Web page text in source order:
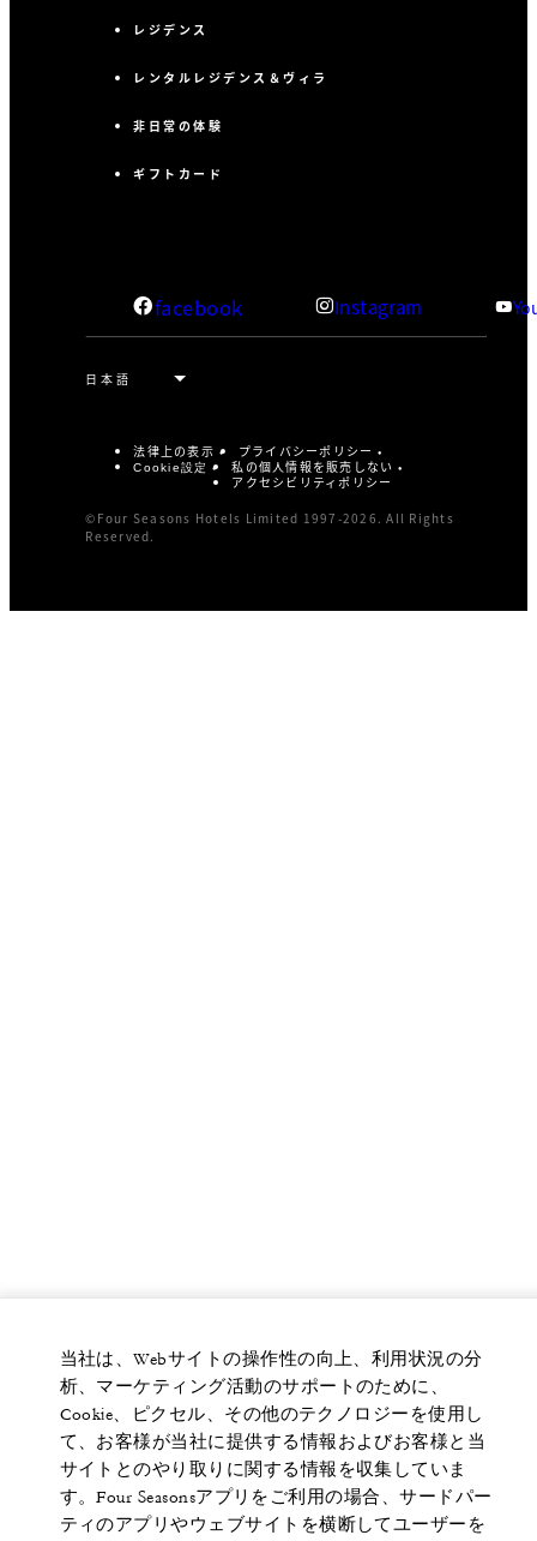
レジデンス
レンタルレジデンス＆ヴィラ
非日常の体験
ギフトカード
facebook Instagram
法律上の表示 プライバシーポリシー
Cookie設定
私の個人情報を販売しない
アクセシビリティポリシー
©Four Seasons Hotels Limited 1997-2026. All Rights
Reserved.
当社は、Webサイトの操作性の向上、利用状況の分
析、マーケティング活動のサポートのために、
Cookie、ピクセル、その他のテクノロジーを使用し
て、お客様が当社に提供する情報およびお客様と当
サイトとのやり取りに関する情報を収集していま
す。Four Seasonsアプリをご利用の場合、サードパー
ティのアプリやウェブサイトを横断してユーザーを